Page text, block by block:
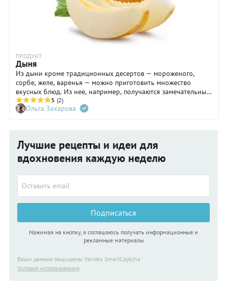
ПРОДУКТ
Дыня
Из дыни кроме традиционных десертов — мороженого,
сорбе, желе, варенья — можно приготовить множество
вкусных блюд. Из нее, например, получаются замечательные
закуски для аперитива и напитки. А еще можно просто
съесть спелую дыню — это не только удовольствие, но и
польза для здоровья.
5 (2)
Ольга Захарова
Лучшие рецепты и идеи для
вдохновения каждую неделю
Подписаться
Нажимая на кнопку, я соглашаюсь получать информационные и
рекламные материалы
Ваши данные защищены Yandex SmartCaptcha
Условия использования